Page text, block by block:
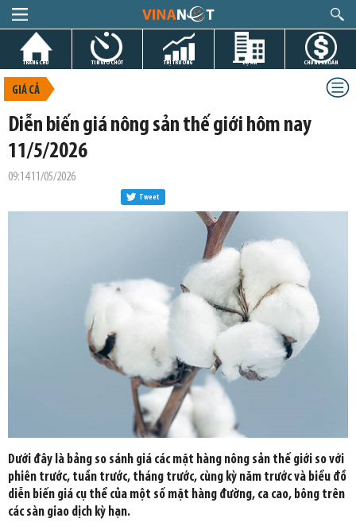
TRANG CHỦ TIN GIỜ CHÓT THỊ TRƯỜNG DỰ ÁN CHỨNG KHOÁN
GIÁ CẢ
Diễn biến giá nông sản thế giới hôm nay
11/5/2026
09:14 11/05/2026
Tweet
Dưới đây là bảng so sánh giá các mặt hàng nông sản thế giới so với
phiên trước, tuần trước, tháng trước, cùng kỳ năm trước và biểu đồ
diễn biến giá cụ thể của một số mặt hàng đường, ca cao, bông trên
các sàn giao dịch kỳ hạn.